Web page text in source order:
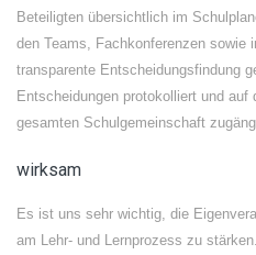
Beteiligten übersichtlich im
den Teams, Fachkonferenzen sowie
transparente Entscheidungsfindung
Entscheidungen protokolliert und
gesamten Schulgemeinschaft
wirksam
Es ist uns sehr wichtig, die
am Lehr- und Lernprozess zu